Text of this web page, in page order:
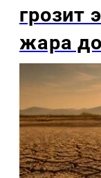
грозит
жара